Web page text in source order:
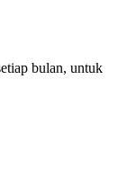
bulan, untuk